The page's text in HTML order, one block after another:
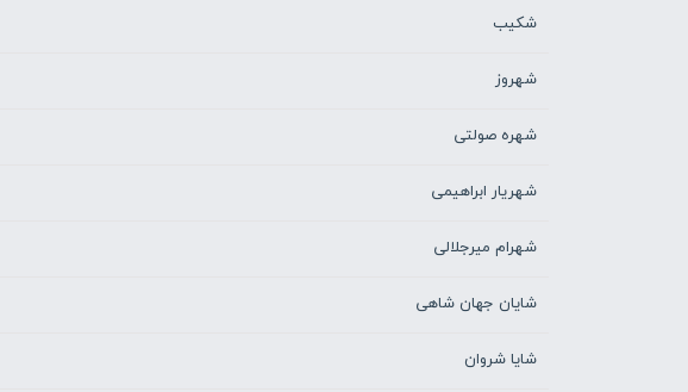
شکیب
شهروز
شهره صولتی
شهریار ابراهیمی
شهرام میرجلالی
شایان جهان شاهی
شایا شروان